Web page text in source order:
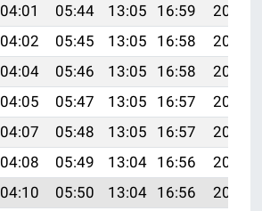
04:01 05:44 13:05 16:59
20:16
04:02 05:45 13:05 16:58
20:15
04:04 05:46 13:05 16:58
20:14
04:05 05:47 13:05 16:57
20:13
04:07 05:48 13:05 16:57
20:11
04:08 05:49 13:04 16:56
20:10
04:10 05:50 13:04 16:56
20:09